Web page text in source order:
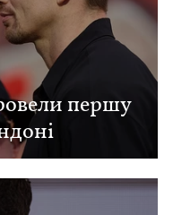
першу